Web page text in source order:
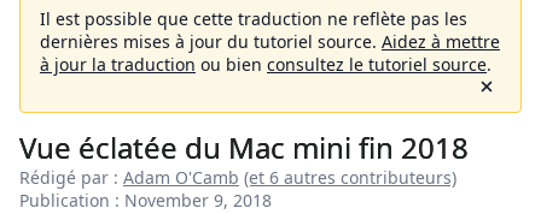
Il est possible que cette traduction ne reflète pas les
dernières mises à jour du tutoriel source. Aidez à mettre
à jour la traduction ou bien consultez le tutoriel source.
Vue éclatée du Mac mini fin 2018
Rédigé par : Adam O'Camb (et 6 autres contributeurs)
Publication : November 9, 2018